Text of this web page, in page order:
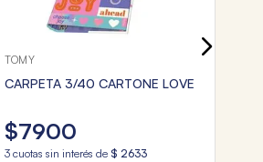
TOMY
CARPETA 3/40 CARTONE LOVE
$7900
3 cuotas sin interés de $ 2633